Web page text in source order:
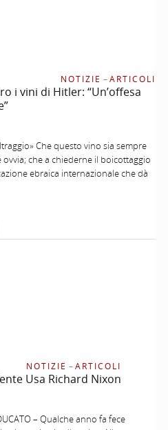
NOTIZIE –ARTICOLI
i vini di Hitler: “Un’offesa
Che questo vino sia sempre
che a chiederne il boicottaggio
ebraica internazionale che dà
NOTIZIE –ARTICOLI
Usa Richard Nixon
– Qualche anno fa fece